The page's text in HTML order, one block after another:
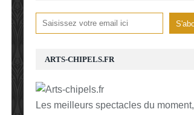
ARTS-CHIPELS.FR
Les meilleurs spectacles du moment,